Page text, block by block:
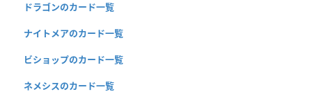
ドラゴンのカード一覧
ナイトメアのカード一覧
ビショップのカード一覧
ネメシスのカード一覧